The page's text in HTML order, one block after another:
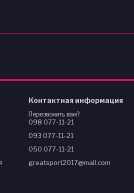
Контактная информация
Перезвонить вам?
098 077-11-21
093 077-11-21
050 077-11-21
greatsport2017@mail.com